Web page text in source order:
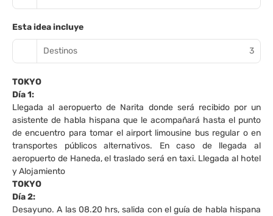
Esta idea incluye
Destinos 3
TOKYO
Día 1:
Llegada al aeropuerto de Narita donde será recibido por un
asistente de habla hispana que le acompañará hasta el punto
de encuentro para tomar el airport limousine bus regular o en
transportes públicos alternativos. En caso de llegada al
aeropuerto de Haneda, el traslado será en taxi. Llegada al hotel
y Alojamiento
TOKYO
Día 2:
Desayuno. A las 08.20 hrs, salida con el guía de habla hispana